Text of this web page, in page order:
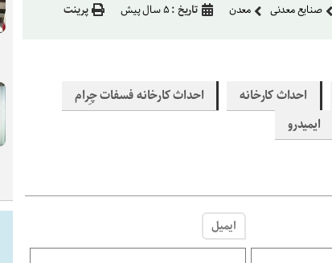
صنایع معدنی معدن تاریخ :۵ سال پیش
پرینت
احداث کارخانه
احداث کارخانه فسفات چِرام
ایمیدرو
ایمیل